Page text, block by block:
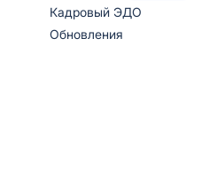
Кадровый ЭДО
Обновления